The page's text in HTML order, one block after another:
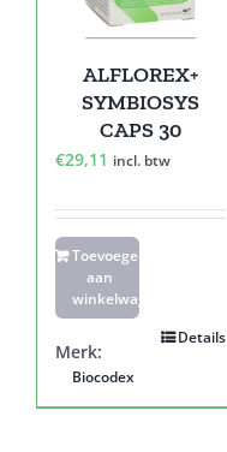
ALFLOREX+
SYMBIOSYS
CAPS 30
€29,11 incl. btw
Toevoegen
aan
winkelwagen
Details
Merk:
Biocodex